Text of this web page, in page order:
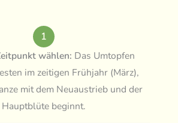
1
wählen: Das Umtopfen
im zeitigen Frühjahr (März),
mit dem Neuaustrieb und der
Hauptblüte beginnt.